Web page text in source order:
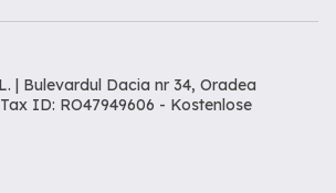
| Bulevardul Dacia nr 34, Oradea
ID: RO47949606 - Kostenlose